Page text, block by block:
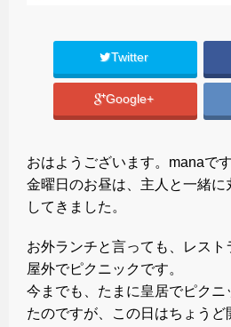
Twitter
Google+
おはようございます。manaです
金曜日のお昼は、主人と一緒に
してきました。
お外ランチと言っても、レスト
屋外でピクニックです。
今までも、たまに皇居でピクニ
たのですが、この日はちょう